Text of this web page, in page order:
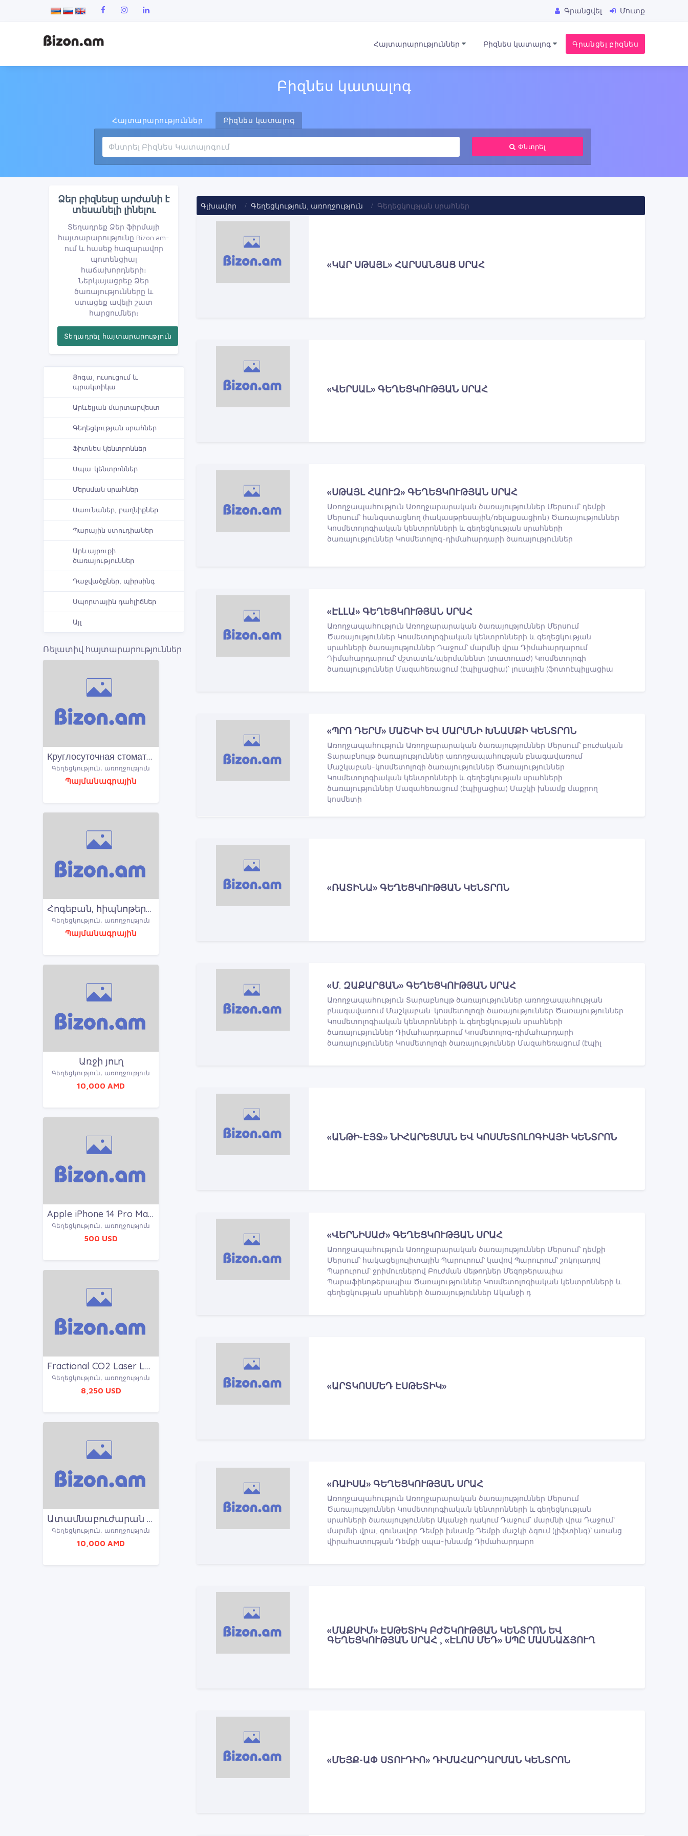
Գրանցվել Մուտք
Հայտարարություններ Բիզնես կատալոգ Գրանցել բիզնես
Բիզնես կատալոգ
Հայտարարություններ Բիզնես կատալոգ
Փնտրել
Ձեր բիզնեսը արժանի է
տեսանելի լինելու
Տեղադրեք Ձեր ֆիրմայի
հայտարարությունը Bizon.am-
ում և հասեք հազարավոր
պոտենցիալ
հաճախորդների։
Ներկայացրեք Ձեր
ծառայությունները և
ստացեք ավելի շատ
հարցումներ։
Տեղադրել հայտարարություն
Յոգա, ուսուցում և
պրակտիկա
Արևելյան մարտարվեստ
Գեղեցկության սրահներ
Ֆիտնես կենտրոններ
Սպա-կենտրոններ
Մերսման սրահներ
Սաունաներ, բաղնիքներ
Պարային ստուդիաներ
Արևայրուքի
ծառայություններ
Դաջվածքներ, պիրսինգ
Սպորտային դահլիճներ
Այլ
Ռելատիվ հայտարարություններ
Круглосуточная стоматология Ереван
Գեղեցկություն, առողջություն
Պայմանագրային
Հոգեբան, հիպնոթերապևտ, hogeban, психолог, гипнотерапевт
Գեղեցկություն, առողջություն
Պայմանագրային
Առջի յուղ
Գեղեցկություն, առողջություն
10,000 AMD
Apple iPhone 14 Pro Max 512 $500/Apple iPhone 13 Pro Max $450/Sony PlayStation 5 $200 Whatsapp :+221
Գեղեցկություն, առողջություն
500 USD
Fractional CO2 Laser Lutronic eCO2
Գեղեցկություն, առողջություն
8,250 USD
Ատամնաբուժարան 24 ժամ / Շուրջօրյա ատամնաբուժարան
Գեղեցկություն, առողջություն
10,000 AMD
Գլխավոր Գեղեցկություն, առողջություն Գեղեցկության սրահներ
«ԿԱՐ ՍԹԱՅԼ» ՀԱՐՍԱՆՅԱՑ ՍՐԱՀ
«ՎԵՐՍԱԼ» ԳԵՂԵՑԿՈՒԹՅԱՆ ՍՐԱՀ
«ՍԹԱՅԼ ՀԱՈՒԶ» ԳԵՂԵՑԿՈՒԹՅԱՆ ՍՐԱՀ
Առողջապահություն Առողջարարական ծառայություններ Մերսում՝ դեմքի
Մերսում՝ հանգստացնող (հակասթրեսային/ռելաքսացիոն) Ծառայություններ
Կոսմետոլոգիական կենտրոնների և գեղեցկության սրահների
ծառայություններ Կոսմետոլոգ-դիմահարդարի ծառայություններ
«ԷԼԼԱ» ԳԵՂԵՑԿՈՒԹՅԱՆ ՍՐԱՀ
Առողջապահություն Առողջարարական ծառայություններ Մերսում
Ծառայություններ Կոսմետոլոգիական կենտրոնների և գեղեցկության
սրահների ծառայություններ Դաջում՝ մարմնի վրա Դիմահարդարում
Դիմահարդարում՝ մշտատև/պերմանենտ (տատուաժ) Կոսմետոլոգի
ծառայություններ Մազահեռացում (էպիլյացիա)՝ լուսային (ֆոտոէպիլյացիա
«ՊՐՈ ԴԵՐՄ» ՄԱՇԿԻ ԵՎ ՄԱՐՄՆԻ ԽՆԱՄՔԻ ԿԵՆՏՐՈՆ
Առողջապահություն Առողջարարական ծառայություններ Մերսում՝ բուժական
Տարաբնույթ ծառայություններ առողջապահության բնագավառում
Մաշկաբան-կոսմետոլոգի ծառայություններ Ծառայություններ
Կոսմետոլոգիական կենտրոնների և գեղեցկության սրահների
ծառայություններ Մազահեռացում (էպիլյացիա) Մաշկի խնամք մաքրող
կոսմետի
«ՌԱՏԻՆԱ» ԳԵՂԵՑԿՈՒԹՅԱՆ ԿԵՆՏՐՈՆ
«Մ. ԶԱՔԱՐՅԱՆ» ԳԵՂԵՑԿՈՒԹՅԱՆ ՍՐԱՀ
Առողջապահություն Տարաբնույթ ծառայություններ առողջապահության
բնագավառում Մաշկաբան-կոսմետոլոգի ծառայություններ Ծառայություններ
Կոսմետոլոգիական կենտրոնների և գեղեցկության սրահների
ծառայություններ Դիմահարդարում Կոսմետոլոգ-դիմահարդարի
ծառայություններ Կոսմետոլոգի ծառայություններ Մազահեռացում (էպիլ
«ԱՆԹԻ-ԷՅՋ» ՆԻՀԱՐԵՑՄԱՆ ԵՎ ԿՈՍՄԵՏՈԼՈԳԻԱՅԻ ԿԵՆՏՐՈՆ
«ՎԵՐՆԻՍԱԺ» ԳԵՂԵՑԿՈՒԹՅԱՆ ՍՐԱՀ
Առողջապահություն Առողջարարական ծառայություններ Մերսում՝ դեմքի
Մերսում՝ հակացելյուլիտային Պարուրում՝ կավով Պարուրում՝ շոկոլադով
Պարուրում՝ ջրիմուռներով Բուժման մեթոդներ Մեզոթերապիա
Պարաֆինոթերապիա Ծառայություններ Կոսմետոլոգիական կենտրոնների և
գեղեցկության սրահների ծառայություններ Ականջի դ
«ԱՐՏԿՈՍՄԵԴ ԷՍԹԵՏԻԿ»
«ՌԱԻՍԱ» ԳԵՂԵՑԿՈՒԹՅԱՆ ՍՐԱՀ
Առողջապահություն Առողջարարական ծառայություններ Մերսում
Ծառայություններ Կոսմետոլոգիական կենտրոնների և գեղեցկության
սրահների ծառայություններ Ականջի դակում Դաջում՝ մարմնի վրա Դաջում՝
մարմնի վրա, գունավոր Դեմքի խնամք Դեմքի մաշկի ձգում (լիֆտինգ)՝ առանց
վիրահատության Դեմքի սպա-խնամք Դիմահարդարո
«ՄԱՔՍԻՄ» ԷՍԹԵՏԻԿ ԲԺՇԿՈՒԹՅԱՆ ԿԵՆՏՐՈՆ ԵՎ
ԳԵՂԵՑԿՈՒԹՅԱՆ ՍՐԱՀ , «ԷԼՈՍ ՄԵԴ» ՍՊԸ ՄԱՍՆԱՃՅՈՒՂ
«ՄԵՅՔ-ԱՓ ՍՏՈՒԴԻՈ» ԴԻՄԱՀԱՐԴԱՐՄԱՆ ԿԵՆՏՐՈՆ